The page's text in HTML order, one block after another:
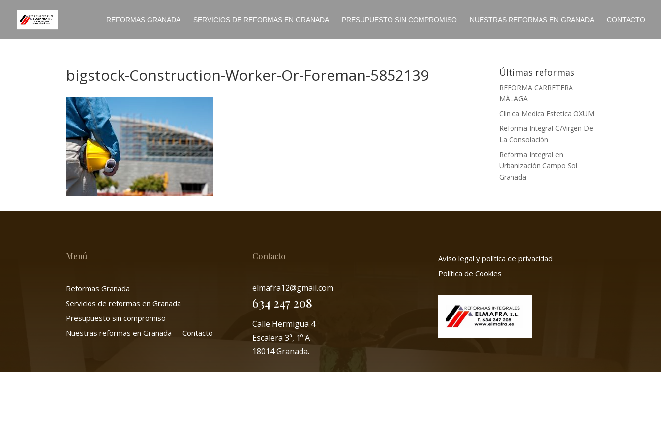
REFORMAS GRANADA SERVICIOS DE REFORMAS EN GRANADA PRESUPUESTO SIN COMPROMISO NUESTRAS REFORMAS EN GRANADA CONTACTO
bigstock-Construction-Worker-Or-Foreman-5852139 Últimas reformas
REFORMA CARRETERA
MÁLAGA
Clinica Medica Estetica OXUM
Reforma Integral C/Virgen De
La Consolación
Reforma Integral en
Urbanización Campo Sol
Granada
Menú
Reformas Granada
Servicios de reformas en Granada
Presupuesto sin compromiso
Nuestras reformas en Granada
Contacto
Contacto
elmafra12@gmail.com
634 247 208
Calle Hermigua 4
Escalera 3ª, 1º A
18014 Granada.
Aviso legal y política de privacidad
Política de Cookies